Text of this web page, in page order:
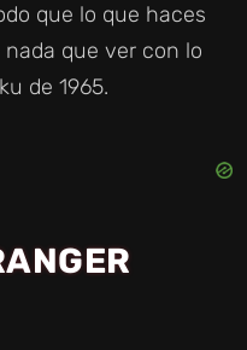
que lo que haces
nada que ver con lo
de 1965.